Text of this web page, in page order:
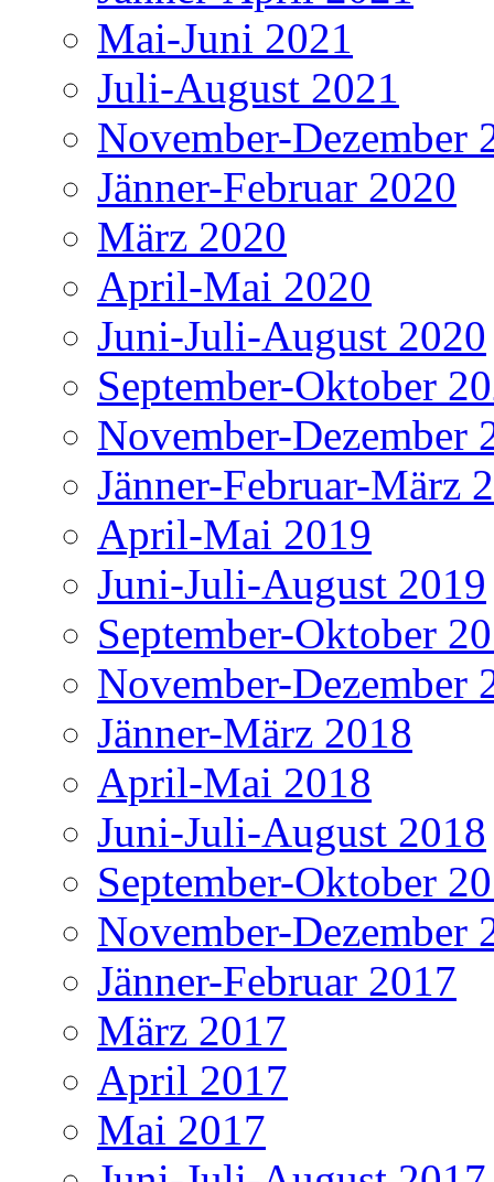
Mai-Juni 2021
Juli-August 2021
November-Dezember
Jänner-Februar 2020
März 2020
April-Mai 2020
Juni-Juli-August 2020
September-Oktober
November-Dezember
Jänner-Februar-März
April-Mai 2019
Juni-Juli-August 2019
September-Oktober
November-Dezember
Jänner-März 2018
April-Mai 2018
Juni-Juli-August 2018
September-Oktober
November-Dezember
Jänner-Februar 2017
März 2017
April 2017
Mai 2017